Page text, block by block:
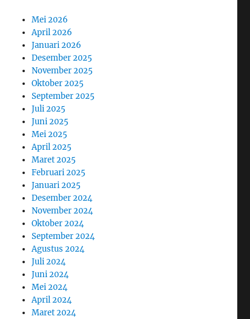
Mei 2026
April 2026
Januari 2026
Desember 2025
November 2025
Oktober 2025
September 2025
Juli 2025
Juni 2025
Mei 2025
April 2025
Maret 2025
Februari 2025
Januari 2025
Desember 2024
November 2024
Oktober 2024
September 2024
Agustus 2024
Juli 2024
Juni 2024
Mei 2024
April 2024
Maret 2024